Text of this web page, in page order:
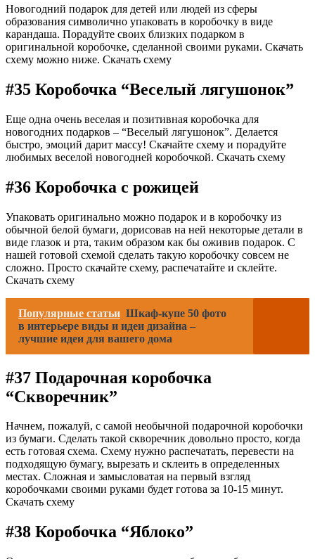
Новогодний подарок для детей или людей из сферы
образования символично упаковать в коробочку в виде
карандаша. Порадуйте своих близких подарком в
оригинальной коробочке, сделанной своими руками. Скачать
схему можно ниже. Скачать схему
#35 Коробочка “Веселый лягушонок”
Еще одна очень веселая и позитивная коробочка для
новогодних подарков – “Веселый лягушонок”. Делается
быстро, эмоций дарит массу! Скачайте схему и порадуйте
любимых веселой новогодней коробочкой. Скачать схему
#36 Коробочка с рожицей
Упаковать оригинально можно подарок и в коробочку из
обычной белой бумаги, дорисовав на ней некоторые детали в
виде глазок и рта, таким образом как бы оживив подарок. С
нашей готовой схемой сделать такую коробочку совсем не
сложно. Просто скачайте схему, распечатайте и склейте.
Скачать схему
Популярные статьи Шкаф-купе 50 фото
в интерьере виды и идеи дизайна –
лучшие идеи для вашего дома
#37 Подарочная коробочка
“Скворечник”
Начнем, пожалуй, с самой необычной подарочной коробочки
из бумаги. Сделать такой скворечник довольно просто, когда
есть готовая схема. Схему нужно распечатать, перевести на
подходящую бумагу, вырезать и склеить в определенных
местах. Сложная и замысловатая на первый взгляд
коробочками своими руками будет готова за 10-15 минут.
Скачать схему
#38 Коробочка “Яблоко”